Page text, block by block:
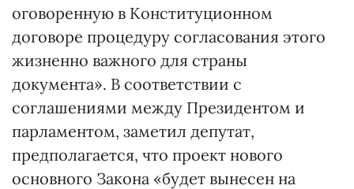
оговоренную в Конституционном
договоре процедуру согласования этого
жизненно важного для страны
документа». В соответствии с
соглашениями между Президентом и
парламентом, заметил депутат,
предполагается, что проект нового
основного Закона «будет вынесен на